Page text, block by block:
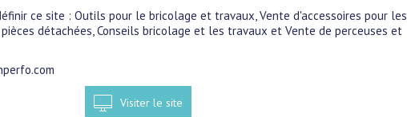
ce site : Outils pour le bricolage et travaux, Vente d'accessoires pour les
pièces détachées, Conseils bricolage et les travaux et Vente de perceuses et
Visiter le site